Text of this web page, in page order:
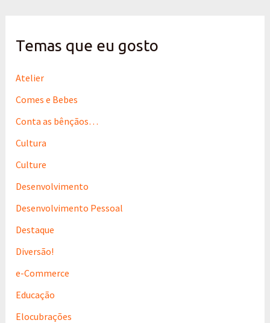
s
a
p
r
Temas que eu gosto
Atelier
Comes e Bebes
Conta as bênçãos…
Cultura
Culture
Desenvolvimento
Desenvolvimento Pessoal
Destaque
Diversão!
e-Commerce
Educação
Elocubrações